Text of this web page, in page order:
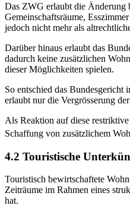
Das ZWG erlaubt die Änderung
Gemeinschaftsräume,
jedoch nicht mehr als
Darüber hinaus erlaubt das
dadurch keine zusätzlichen
dieser Möglichkeiten spielen.
So entschied das Bundesgericht
erlaubt nur die Vergrösserung
Als Reaktion auf diese
Schaffung von zusätzlichem
4.2 Touristische
Touristisch bewirtschaftete
Zeiträume im Rahmen eines
hat.